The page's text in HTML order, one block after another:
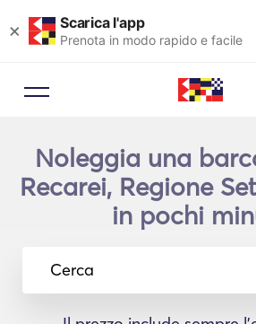
× Scarica l'app
Prenota in modo rapido e facile
Noleggia una
Recarei, Regione
in pochi
Cerca